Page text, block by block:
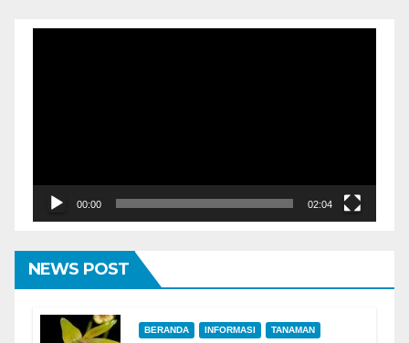
00:00 02:04
NEWS POST
BERANDA INFORMASI TANAMAN